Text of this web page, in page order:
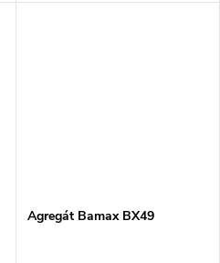
Agregát Bamax BX49